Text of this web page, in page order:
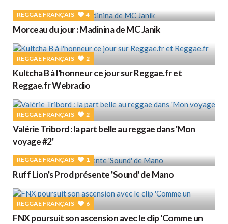
REGGAE FRANÇAIS 4
Morceau du jour : Madinina de MC Janik
REGGAE FRANÇAIS 2
Kultcha B à l'honneur ce jour sur Reggae.fr et
Reggae.fr Webradio
REGGAE FRANÇAIS 2
Valérie Tribord : la part belle au reggae dans 'Mon
voyage #2'
REGGAE FRANÇAIS 1
Ruff Lion's Prod présente 'Sound' de Mano
REGGAE FRANÇAIS 6
FNX poursuit son ascension avec le clip 'Comme un